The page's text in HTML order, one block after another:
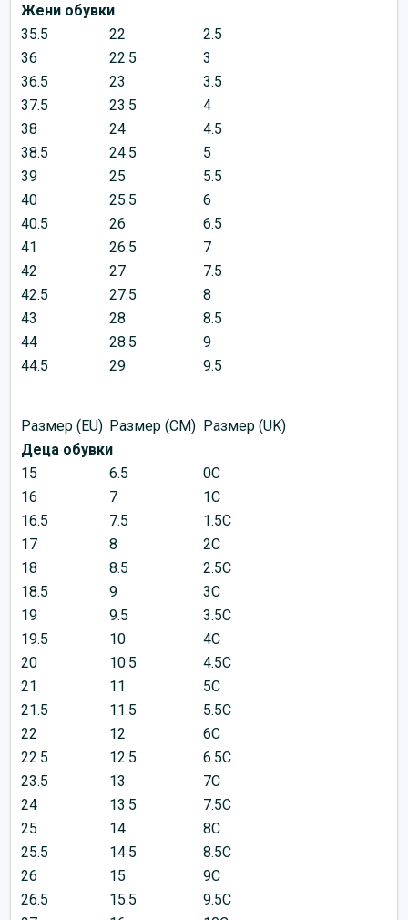
Жени обувки
35.5
22
2.5
36
22.5
3
36.5
23
3.5
37.5
23.5
4
38
24
4.5
38.5
24.5
5
39
25
5.5
40
25.5
6
40.5
26
6.5
41
26.5
7
42
27
7.5
42.5
27.5
8
43
28
8.5
44
28.5
9
44.5
29 9.5
Размер (EU) Размер (CM) Размер (UK)
Деца обувки
15
6.5
0C
16
7
1C
16.5
7.5
1.5C
17
8
2C
18
8.5
2.5C
18.5
9
3C
19
9.5
3.5C
19.5
10
4C
20
10.5
4.5C
21
11
5C
21.5
11.5
5.5C
22
12
6C
22.5
12.5
6.5C
23.5
13
7C
24
13.5
7.5C
25
14
8C
25.5
14.5
8.5C
26
15
9C
26.5
15.5
9.5C